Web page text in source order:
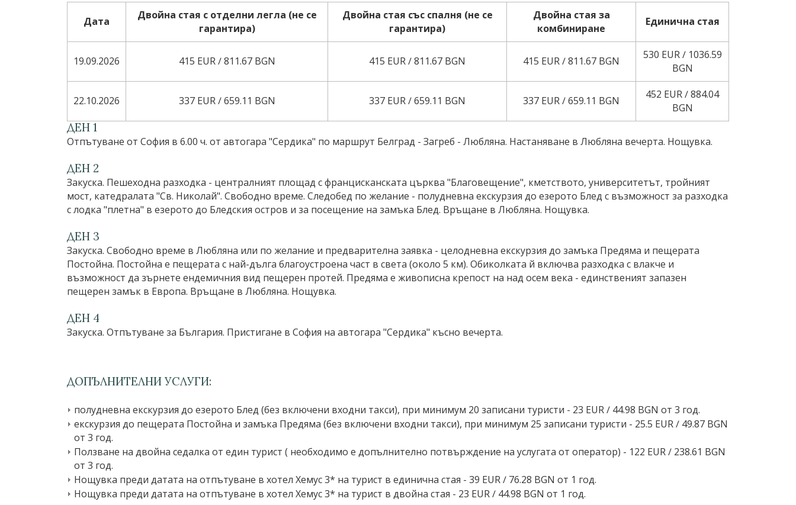
Дата
Двойна стая с отделни легла (не се
гарантира)
Двойна стая със спалня (не се
гарантира)
Двойна стая за
комбиниране
Единична стая
19.09.2026 415 EUR ∕ 811.67 BGN 415 EUR ∕ 811.67 BGN 415 EUR ∕ 811.67 BGN
530 EUR ∕ 1036.59
BGN
22.10.2026 337 EUR ∕ 659.11 BGN 337 EUR ∕ 659.11 BGN 337 EUR ∕ 659.11 BGN
452 EUR ∕ 884.04
BGN
ДЕН 1
Отпътуване от София в 6.00 ч. от автогара "Сердика" по маршрут Белград - Загреб - Любляна. Настаняване в Любляна вечерта. Нощувка.
ДЕН 2
Закуска. Пешеходна разходка - централният площад с францисканската църква "Благовещение", кметството, университетът, тройният
мост, катедралата "Св. Николай". Свободно време. Следобед по желание - полудневна екскурзия до езерото Блед с възможност за разходка
с лодка "плетна" в езерото до Бледския остров и за посещение на замъка Блед. Връщане в Любляна. Нощувка.
ДЕН 3
Закуска. Свободно време в Любляна или по желание и предварителна заявка - целодневна екскурзия до замъка Предяма и пещерата
Постойна. Постойна е пещерата с най-дълга благоустроена част в света (около 5 км). Обиколката й включва разходка с влакче и
възможност да зърнете ендемичния вид пещерен протей. Предяма е живописна крепост на над осем века - единственият запазен
пещерен замък в Европа. Връщане в Любляна. Нощувка.
ДЕН 4
Закуска. Отпътуване за България. Пристигане в София на автогара "Сердика" късно вечерта.
ДОПЪЛНИТЕЛНИ УСЛУГИ:
полудневна екскурзия до езерото Блед (без включени входни такси), при минимум 20 записани туристи - 23 EUR ∕ 44.98 BGN от 3 год.
екскурзия до пещерата Постойна и замъка Предяма (без включени входни такси), при минимум 25 записани туристи - 25.5 EUR ∕ 49.87 BGN
от 3 год.
Ползване на двойна седалка от един турист ( необходимо е допълнително потвърждение на услугата от оператор) - 122 EUR ∕ 238.61 BGN
от 3 год.
Нощувка преди датата на отпътуване в хотел Хемус 3* на турист в единична стая - 39 EUR ∕ 76.28 BGN от 1 год.
Нощувка преди датата на отпътуване в хотел Хемус 3* на турист в двойна стая - 23 EUR ∕ 44.98 BGN от 1 год.